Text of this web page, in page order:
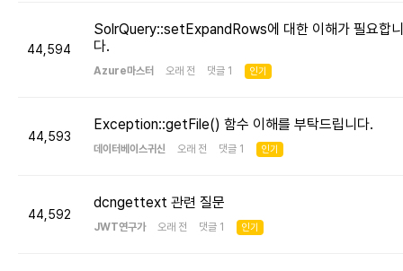
44,594
SolrQuery::setExpandRows에 대한 이해가 필요합니
다.
Azure마스터 오래 전 댓글 1 인기
44,593
Exception::getFile() 함수 이해를 부탁드립니다.
데이터베이스귀신 오래 전 댓글 1 인기
44,592
dcngettext 관련 질문
JWT연구가 오래 전 댓글 1 인기